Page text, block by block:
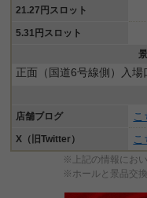
21.27円スロット
5.31円スロット
正面（国道6号線側）入場
店舗ブログ
X（旧Twitter）
※上記の情報にお
※ホールと景品交